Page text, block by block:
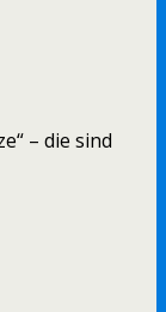
– die sind